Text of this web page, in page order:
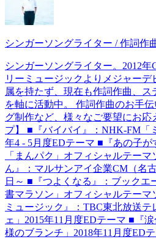
シンガーソングライター / 作詞作
シンガーソングライター。2012年
リーミュージックよりメジャーデ
属を持たず、現在も作詞作曲、ス
を軸に活動中。 作詞作曲のお手
グ制作など、様々なご要望にお応
プ】 ■『バイバイ』：NHK-FM「
年4 - 5月度EDテーマ ■『あの子が
「まんパク」オフィシャルテー
ん』：マルサンアイ企業CM（名
日～ ■『つよくなる』：ブックエ
書マラソン」オフィシャルテーマ
ミュージック』：TBC東北放送
ェ」2015年11月度EDテーマ ■『
様のブランチ」2018年11月度ED